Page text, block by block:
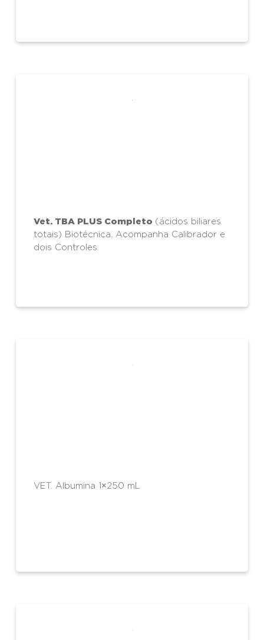
Vet. TBA PLUS Completo (ácidos biliares
totais) Biotécnica. Acompanha Calibrador e
dois Controles.
VET. Albumina 1×250 mL